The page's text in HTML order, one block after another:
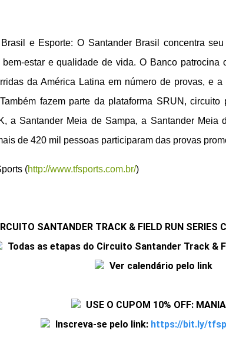
e Esporte: O Santander Brasil concentra
bem-estar e qualidade de vida. O Banco
da América Latina em número de provas, e
fazem parte da plataforma SRUN,
a Santander Meia de Sampa, a Santander Meia
de 420 mil pessoas participaram das provas
(http://www.tfsports.com.br/)
SANTANDER TRACK & FIELD RUN SERIES
Todas as etapas do Circuito Santander Track &
Ver calendário pelo link
USE O CUPOM 10% OFF:
Inscreva-se pelo link: https://bit.ly/